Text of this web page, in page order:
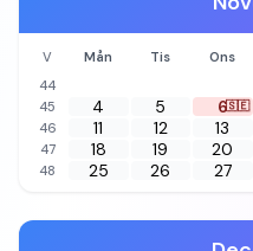
V Mån Tis Ons
44
45 4 5 6🇸🇪
46 11 12 13
47 18 19 20
48 25 26 27